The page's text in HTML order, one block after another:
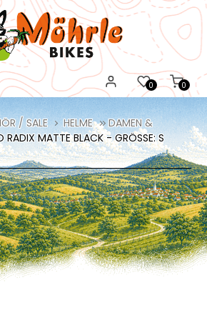
0
0
/ SALE HELME
DAMEN &
RADIX MATTE BLACK - GRÖSSE: S (